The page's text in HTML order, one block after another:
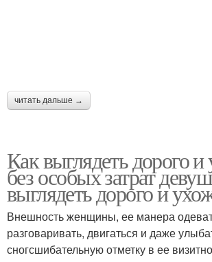
читать дальше →
Как выглядеть дорого
без особых затрат
выглядеть дорого и
Внешность женщины, ее манера
разговаривать, двигаться и даже
сногсшибательную отметку в ее